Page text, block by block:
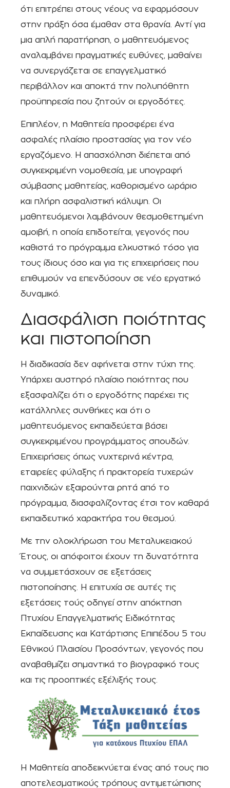
ότι επιτρέπει στους νέους να εφαρμόσουν
στην πράξη όσα έμαθαν στα θρανία. Αντί για
μια απλή παρατήρηση, ο μαθητευόμενος
αναλαμβάνει πραγματικές ευθύνες, μαθαίνει
να συνεργάζεται σε επαγγελματικό
περιβάλλον και αποκτά την πολυπόθητη
προϋπηρεσία που ζητούν οι εργοδότες.
Επιπλέον, η Μαθητεία προσφέρει ένα
ασφαλές πλαίσιο προστασίας για τον νέο
εργαζόμενο. Η απασχόληση διέπεται από
συγκεκριμένη νομοθεσία, με υπογραφή
σύμβασης μαθητείας, καθορισμένο ωράριο
και πλήρη ασφαλιστική κάλυψη. Οι
μαθητευόμενοι λαμβάνουν θεσμοθετημένη
αμοιβή, η οποία επιδοτείται, γεγονός που
καθιστά το πρόγραμμα ελκυστικό τόσο για
τους ίδιους όσο και για τις επιχειρήσεις που
επιθυμούν να επενδύσουν σε νέο εργατικό
δυναμικό.
Διασφάλιση ποιότητας
και πιστοποίηση
Η διαδικασία δεν αφήνεται στην τύχη της.
Υπάρχει αυστηρό πλαίσιο ποιότητας που
εξασφαλίζει ότι ο εργοδότης παρέχει τις
κατάλληλες συνθήκες και ότι ο
μαθητευόμενος εκπαιδεύεται βάσει
συγκεκριμένου προγράμματος σπουδών.
Επιχειρήσεις όπως νυχτερινά κέντρα,
εταιρείες φύλαξης ή πρακτορεία τυχερών
παιχνιδιών εξαιρούνται ρητά από το
πρόγραμμα, διασφαλίζοντας έτσι τον καθαρά
εκπαιδευτικό χαρακτήρα του θεσμού.
Με την ολοκλήρωση του Μεταλυκειακού
Έτους, οι απόφοιτοι έχουν τη δυνατότητα
να συμμετάσχουν σε εξετάσεις
πιστοποίησης. Η επιτυχία σε αυτές τις
εξετάσεις τούς οδηγεί στην απόκτηση
Πτυχίου Επαγγελματικής Ειδικότητας
Εκπαίδευσης και Κατάρτισης Επιπέδου 5 του
Εθνικού Πλαισίου Προσόντων, γεγονός που
αναβαθμίζει σημαντικά το βιογραφικό τους
και τις προοπτικές εξέλιξής τους.
Η Μαθητεία αποδεικνύεται ένας από τους πιο
αποτελεσματικούς τρόπους αντιμετώπισης